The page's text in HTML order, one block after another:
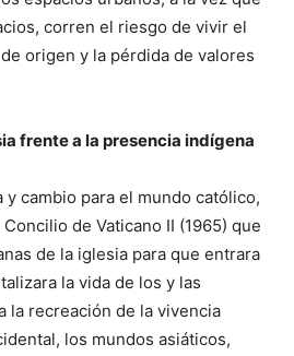
corren el riesgo de vivir el
origen y la pérdida de valores
frente a la presencia indígena
cambio para el mundo católico,
de Vaticano II (1965) que
de la iglesia para que entrara
la vida de los y las
la recreación de la vivencia
los mundos asiáticos,